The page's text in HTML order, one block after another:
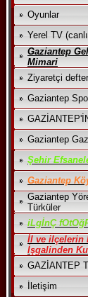
Oyunlar
Yerel TV
Gaziantep
Mimari
Ziyaretçi
Gaziantep
Gaziantep
Şehir
Gaziantep
Gaziantep
Türküler
iLgİnÇ
İl ve ilçelerin
İşgalinden
GAZİANTEP
İletişim